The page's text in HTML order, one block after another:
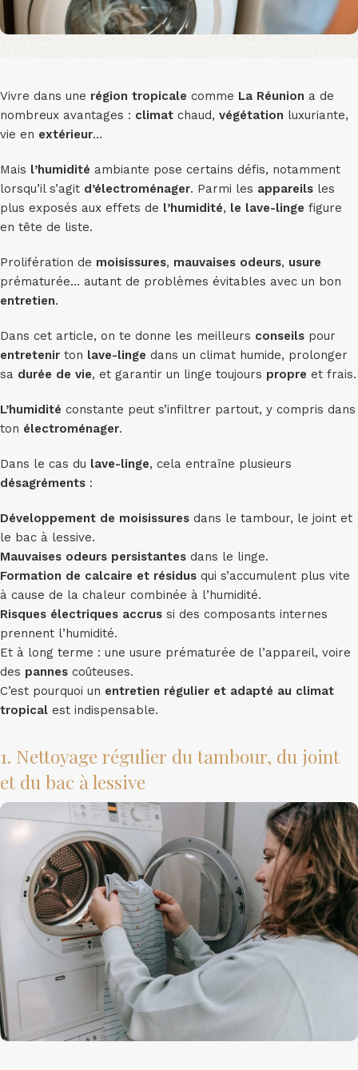
Vivre dans une région tropicale comme La Réunion a de
nombreux avantages : climat chaud, végétation luxuriante,
vie en extérieur…
Mais l’humidité ambiante pose certains défis, notamment
lorsqu’il s’agit d’électroménager. Parmi les appareils les
plus exposés aux effets de l’humidité, le lave-linge figure
en tête de liste.
Prolifération de moisissures, mauvaises odeurs, usure
prématurée… autant de problèmes évitables avec un bon
entretien.
Dans cet article, on te donne les meilleurs conseils pour
entretenir ton lave-linge dans un climat humide, prolonger
sa durée de vie, et garantir un linge toujours propre et frais.
L’humidité constante peut s’infiltrer partout, y compris dans
ton électroménager.
Dans le cas du lave-linge, cela entraîne plusieurs
désagréments :
Développement de moisissures dans le tambour, le joint et
le bac à lessive.
Mauvaises odeurs persistantes dans le linge.
Formation de calcaire et résidus qui s’accumulent plus vite
à cause de la chaleur combinée à l’humidité.
Risques électriques accrus si des composants internes
prennent l’humidité.
Et à long terme : une usure prématurée de l’appareil, voire
des pannes coûteuses.
C’est pourquoi un entretien régulier et adapté au climat
tropical est indispensable.
1. Nettoyage régulier du tambour, du joint
et du bac à lessive